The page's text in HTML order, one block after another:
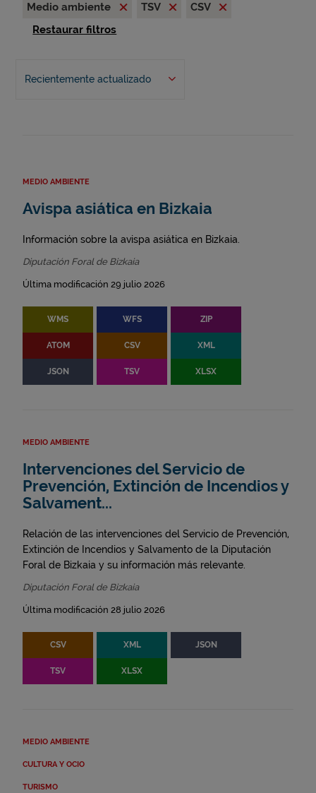
Medio ambiente TSV
CSV
Restaurar filtros
Recientemente actualizado
MEDIO AMBIENTE
Avispa asiática en Bizkaia
Información sobre la avispa asiática en Bizkaia.
Diputación Foral de Bizkaia
Última modificación 29 julio 2026
WMS WFS ZIP
ATOM CSV XML
JSON TSV XLSX
MEDIO AMBIENTE
Intervenciones del Servicio de
Prevención, Extinción de Incendios y
Salvament...
Relación de las intervenciones del Servicio de Prevención,
Extinción de Incendios y Salvamento de la Diputación
Foral de Bizkaia y su información más relevante.
Diputación Foral de Bizkaia
Última modificación 28 julio 2026
CSV XML JSON
TSV XLSX
MEDIO AMBIENTE
CULTURA Y OCIO
TURISMO